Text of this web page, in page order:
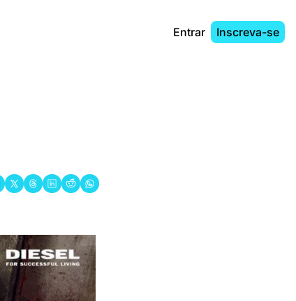
Entrar Inscreva-se